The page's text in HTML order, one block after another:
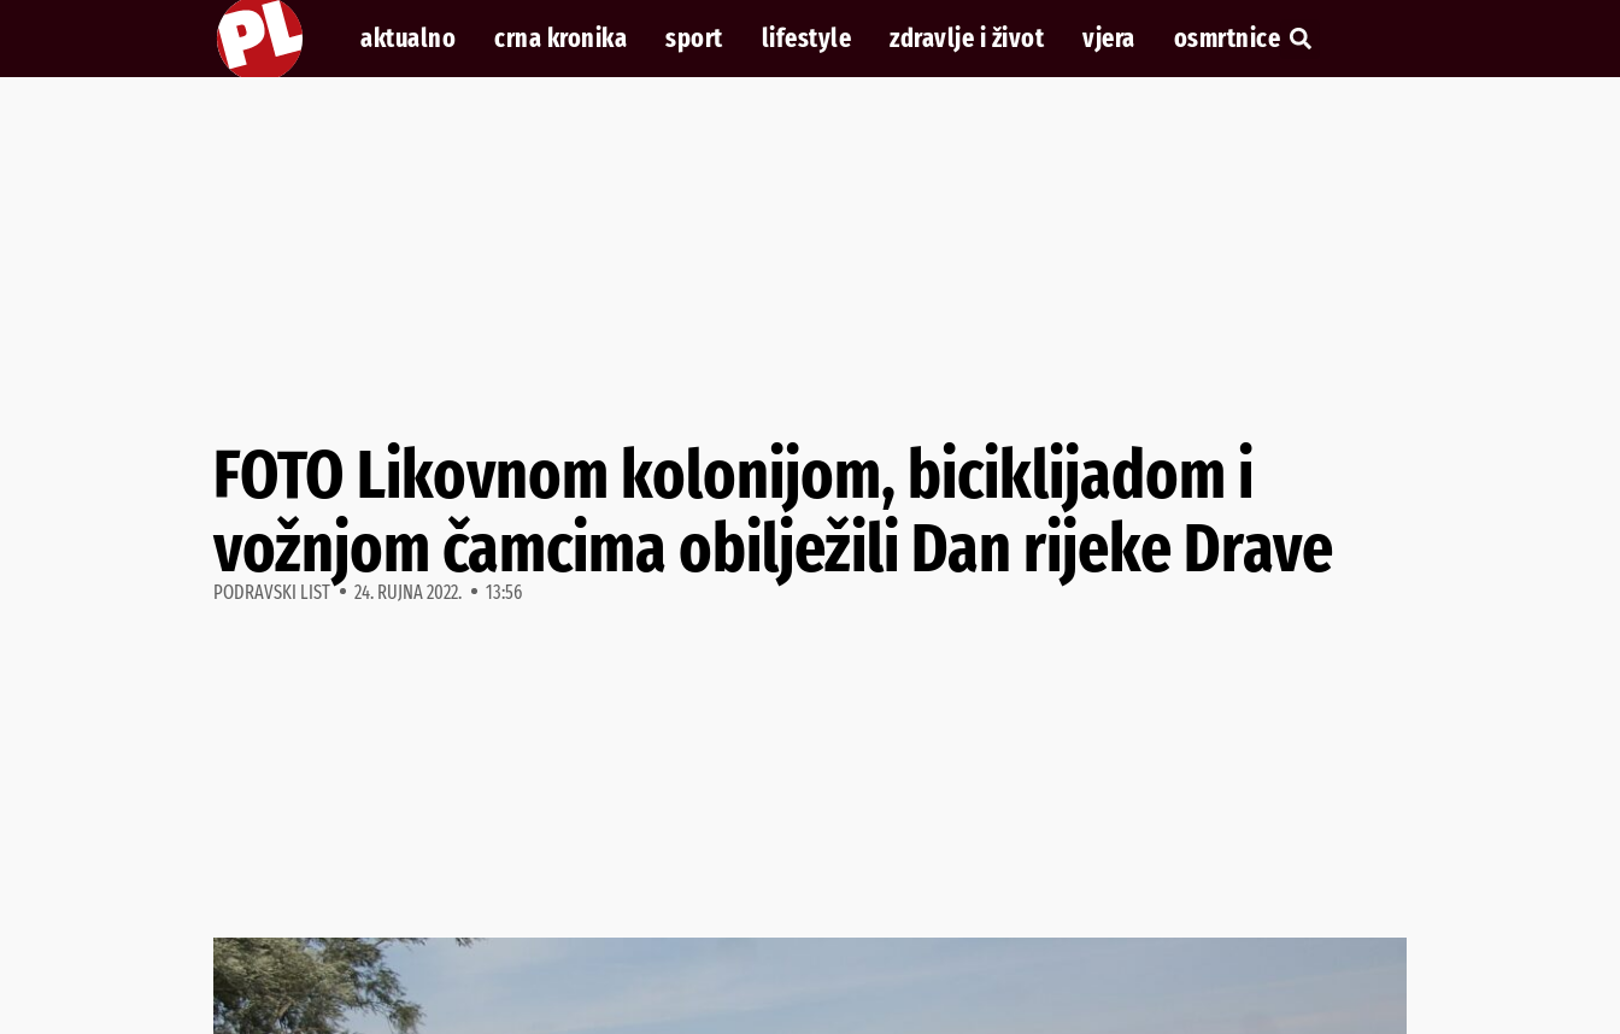
aktualno crna kronika sport lifestyle zdravlje i život vjera osmrtnice
FOTO Likovnom kolonijom, biciklijadom i
vožnjom čamcima obilježili Dan rijeke Drave
PODRAVSKI LIST 24. RUJNA 2022. 13:56